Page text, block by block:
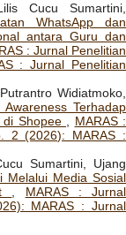
Cucu Sumartini,
WhatsApp dan
antara Guru dan
: Jurnal Penelitian
: Jurnal Penelitian
Widiatmoko,
Terhadap
di Shopee , MARAS :
2 (2026): MARAS :
Sumartini, Ujang
Melalui Media Sosial
, MARAS : Jurnal
MARAS : Jurnal